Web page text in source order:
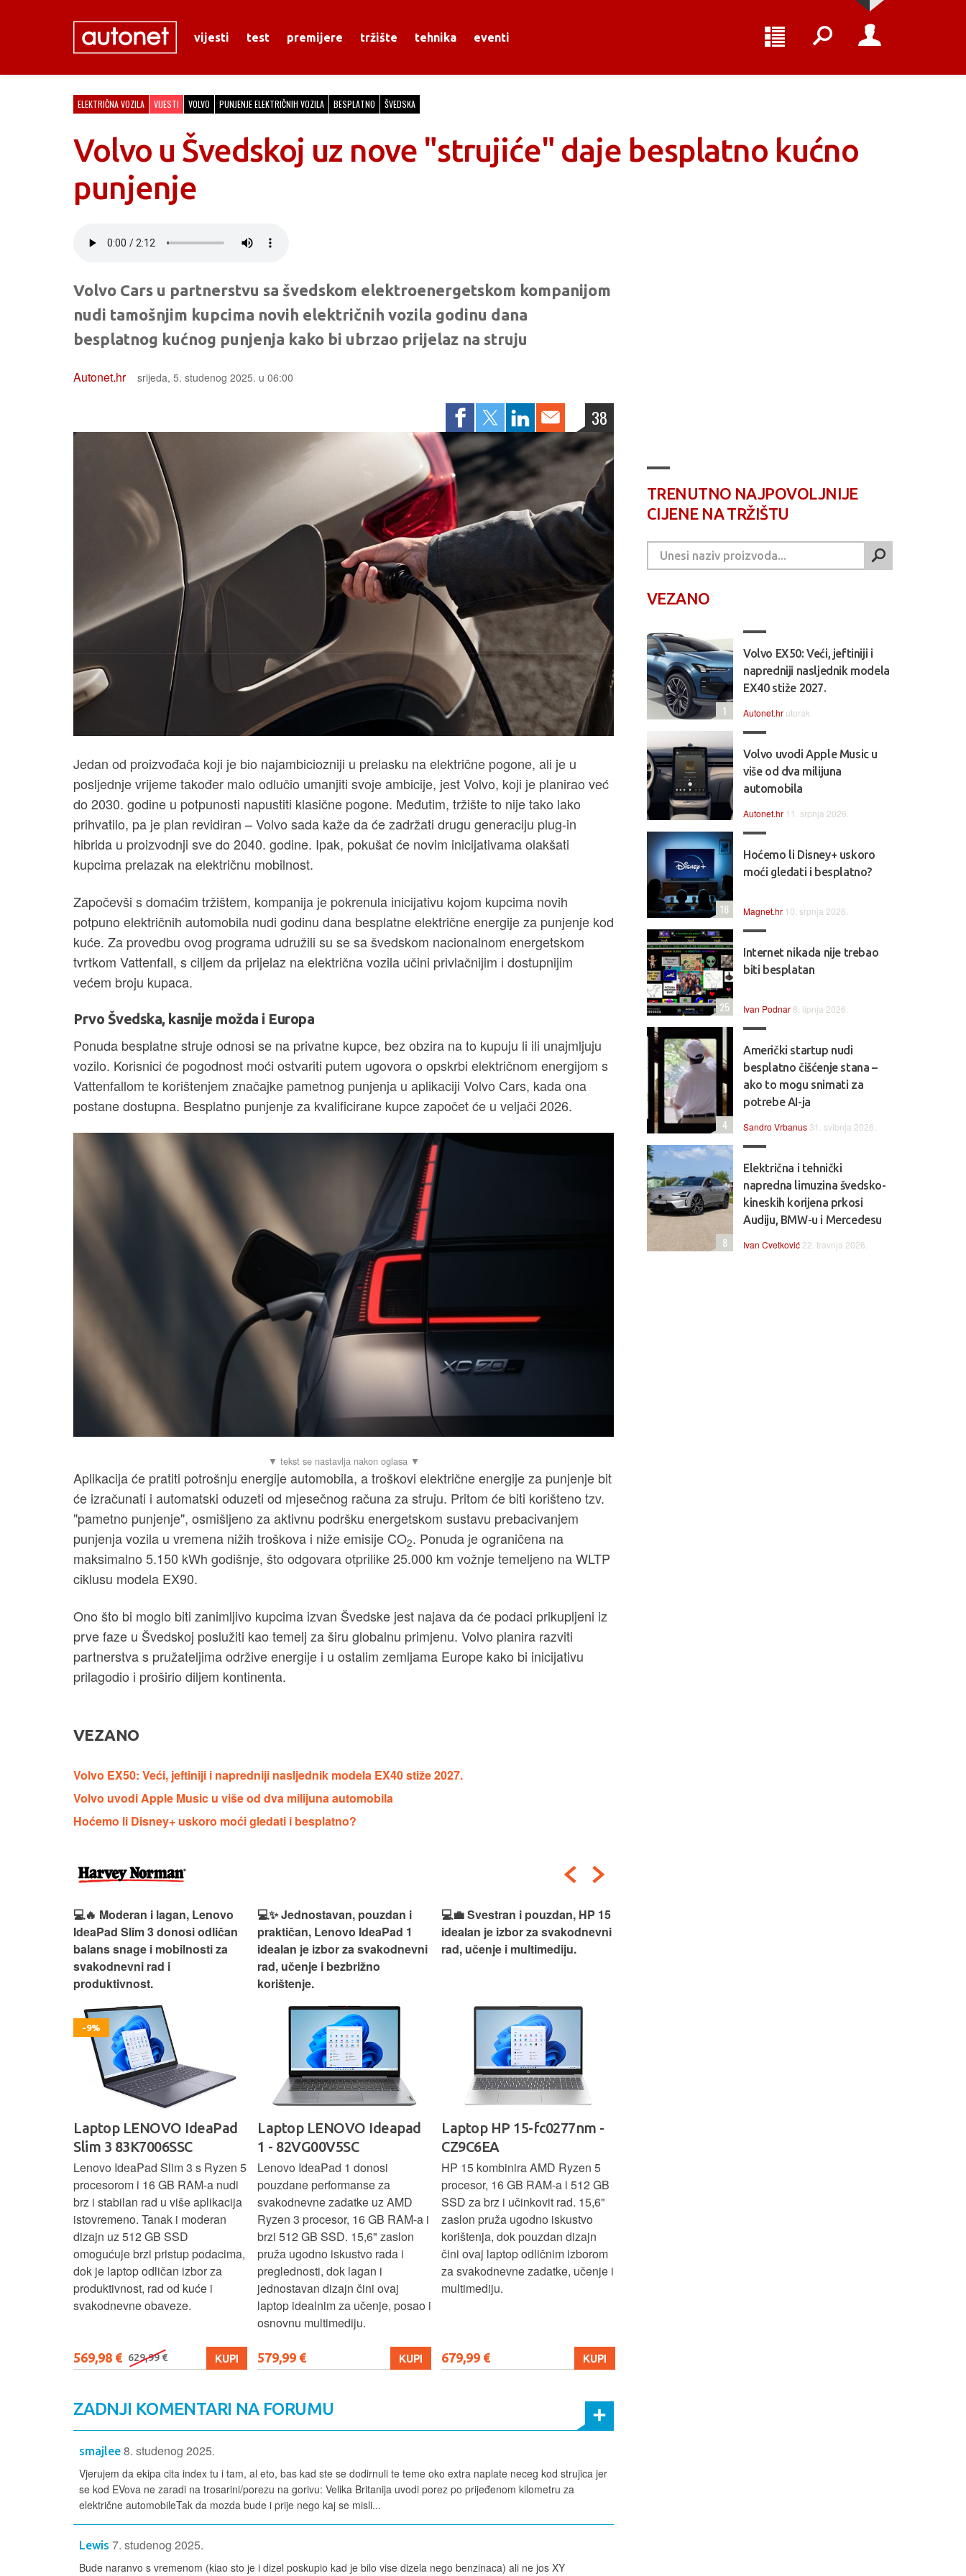
vijesti test premijere tržište tehnika eventi
ELEKTRIČNA VOZILA VIJESTI VOLVO PUNJENJE ELEKTRIČNIH VOZILA BESPLATNO ŠVEDSKA
Volvo u Švedskoj uz nove "strujiće" daje besplatno kućno
punjenje
Volvo Cars u partnerstvu sa švedskom elektroenergetskom kompanijom
nudi tamošnjim kupcima novih električnih vozila godinu dana
besplatnog kućnog punjenja kako bi ubrzao prijelaz na struju
Autonet.hr srijeda, 5. studenog 2025. u 06:00
38
Jedan od proizvođača koji je bio najambiciozniji u prelasku na električne pogone, ali je u
posljednje vrijeme također malo odlučio umanjiti svoje ambicije, jest Volvo, koji je planirao već
do 2030. godine u potpunosti napustiti klasične pogone. Međutim, tržište to nije tako lako
prihvatilo, pa je plan revidiran – Volvo sada kaže da će zadržati drugu generaciju plug-in
hibrida u proizvodnji sve do 2040. godine. Ipak, pokušat će novim inicijativama olakšati
kupcima prelazak na električnu mobilnost.
Započevši s domaćim tržištem, kompanija je pokrenula inicijativu kojom kupcima novih
potpuno električnih automobila nudi godinu dana besplatne električne energije za punjenje kod
kuće. Za provedbu ovog programa udružili su se sa švedskom nacionalnom energetskom
tvrtkom Vattenfall, s ciljem da prijelaz na električna vozila učini privlačnijim i dostupnijim
većem broju kupaca.
Prvo Švedska, kasnije možda i Europa
Ponuda besplatne struje odnosi se na privatne kupce, bez obzira na to kupuju li ili unajmljuju
vozilo. Korisnici će pogodnost moći ostvariti putem ugovora o opskrbi električnom energijom s
Vattenfallom te korištenjem značajke pametnog punjenja u aplikaciji Volvo Cars, kada ona
postane dostupna. Besplatno punjenje za kvalificirane kupce započet će u veljači 2026.
Aplikacija će pratiti potrošnju energije automobila, a troškovi električne energije za punjenje bit
će izračunati i automatski oduzeti od mjesečnog računa za struju. Pritom će biti korišteno tzv.
"pametno punjenje", osmišljeno za aktivnu podršku energetskom sustavu prebacivanjem
punjenja vozila u vremena nižih troškova i niže emisije CO2. Ponuda je ograničena na
maksimalno 5.150 kWh godišnje, što odgovara otprilike 25.000 km vožnje temeljeno na WLTP
ciklusu modela EX90.
Ono što bi moglo biti zanimljivo kupcima izvan Švedske jest najava da će podaci prikupljeni iz
prve faze u Švedskoj poslužiti kao temelj za širu globalnu primjenu. Volvo planira razviti
partnerstva s pružateljima održive energije i u ostalim zemljama Europe kako bi inicijativu
prilagodio i proširio diljem kontinenta.
VEZANO
Volvo EX50: Veći, jeftiniji i napredniji nasljednik modela EX40 stiže 2027.
Volvo uvodi Apple Music u više od dva milijuna automobila
Hoćemo li Disney+ uskoro moći gledati i besplatno?
💻✨ Jednostavan, pouzdan i
praktičan, Lenovo IdeaPad 1
idealan je izbor za svakodnevni
rad, učenje i bezbrižno
korištenje.
Laptop LENOVO Ideapad
1 - 82VG00V5SC
Lenovo IdeaPad 1 donosi
pouzdane performanse za
svakodnevne zadatke uz AMD
Ryzen 3 procesor, 16 GB RAM-a i
brzi 512 GB SSD. 15,6" zaslon
pruža ugodno iskustvo rada i
preglednosti, dok lagan i
jednostavan dizajn čini ovaj
laptop idealnim za učenje, posao i
579,99 € KUPI
💻💼 Svestran i pouzdan, HP 15
idealan je izbor za svakodnevni
rad, učenje i multimediju.
Laptop HP 15-fc0277nm -
CZ9C6EA
HP 15 kombinira AMD Ryzen 5
procesor, 16 GB RAM-a i 512 GB
SSD za brz i učinkovit rad. 15,6"
zaslon pruža ugodno iskustvo
korištenja, dok pouzdan dizajn
čini ovaj laptop odličnim izborom
za svakodnevne zadatke, učenje i
multimediju.
679,99 € KUPI
🎮🚀 Snažan i spreman za
akciju, Acer Nitro V 15 idealan
je izbor za gaming i zahtjevne
Laptop ACER Nitro V 15 -
NH.QPFEX.00K
Acer Nitro V 15 ističe se po
snažnim performansama uz AMD
Ryzen 5 procesor, 16 GB RAM-a i
512 GB SSD, uz NVIDIA RTX
grafiku za glatko igranje i
zahtjevne zadatke. Robusan
dizajn i učinkovito hlađenje
osiguravaju stabilan rad tijekom
999,99 € KUPI
ZADNJI KOMENTARI NA FORUMU
smajlee 8. studenog 2025.
Vjerujem da ekipa cita index tu i tam, al eto, bas kad ste se dodirnuli te teme oko extra naplate neceg kod strujica jer
se kod EVova ne zaradi na trosarini/porezu na gorivu: Velika Britanija uvodi porez po prijeđenom kilometru za
električne automobileTak da mozda bude i prije nego kaj se misli...
Lewis 7. studenog 2025.
Bude naranvo s vremenom (kiao sto je i dizel poskupio kad je bilo vise dizela nego benzinaca) ali ne jos XY
TRENUTNO NAJPOVOLJNIJE
CIJENE NA TRŽIŠTU
VEZANO
Volvo EX50: Veći, jeftiniji i
napredniji nasljednik modela
EX40 stiže 2027.
Autonet.hr utorak
1
Volvo uvodi Apple Music u
više od dva milijuna
automobila
Autonet.hr 11. srpnja 2026.
Hoćemo li Disney+ uskoro
moći gledati i besplatno?
Magnet.hr 10. srpnja 2026.
18
Internet nikada nije trebao
biti besplatan
Ivan Podnar8. lipnja 2026.
25
Američki startup nudi
besplatno čišćenje stana –
ako to mogu snimati za
potrebe AI-ja
Sandro Vrbanus 31. svibnja 2026.
4
Električna i tehnički
napredna limuzina švedsko-
kineskih korijena prkosi
Audiju, BMW-u i Mercedesu
Ivan Cvetković 22. travnja 2026.
8